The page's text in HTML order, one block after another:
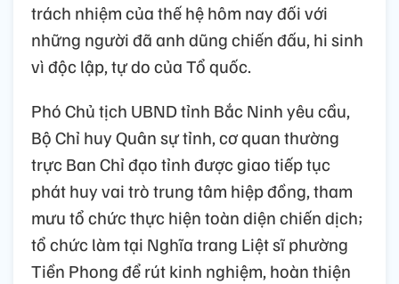
trách nhiệm của thế hệ hôm nay đối với
những người đã anh dũng chiến đấu, hi sinh
vì độc lập, tự do của Tổ quốc.
Phó Chủ tịch UBND tỉnh Bắc Ninh yêu cầu,
Bộ Chỉ huy Quân sự tỉnh, cơ quan thường
trực Ban Chỉ đạo tỉnh được giao tiếp tục
phát huy vai trò trung tâm hiệp đồng, tham
mưu tổ chức thực hiện toàn diện chiến dịch;
tổ chức làm tại Nghĩa trang Liệt sĩ phường
Tiền Phong để rút kinh nghiệm, hoàn thiện